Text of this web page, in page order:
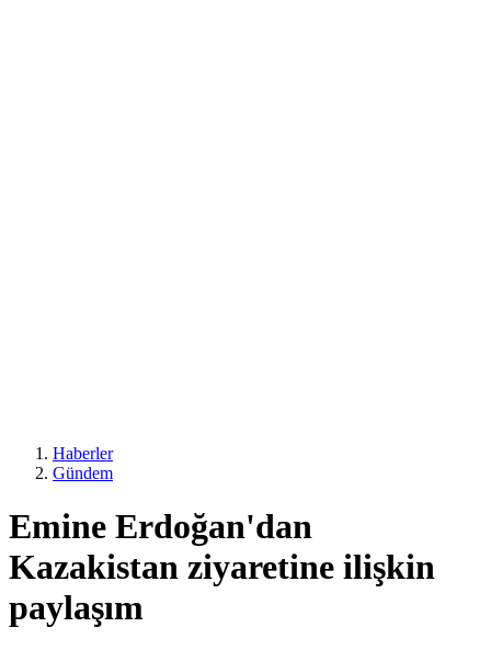
Haberler
Gündem
Emine Erdoğan'dan
Kazakistan ziyaretine ilişkin
paylaşım